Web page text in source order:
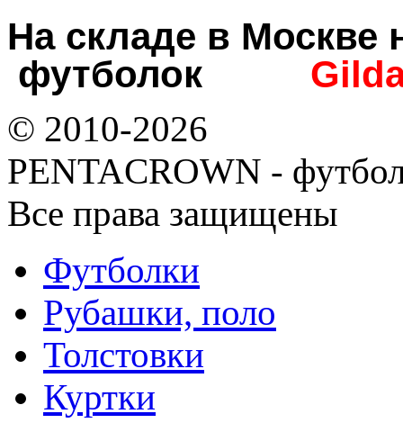
На складе в
футболок
© 2010-2026
PENTACROWN -
Все права защищены
Футболки
Рубашки, поло
Толстовки
Куртки